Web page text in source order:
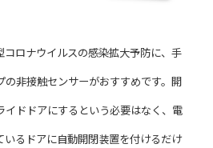
コロナウイルスの感染拡大予防に、手
の非接触センサーがおすすめです。開
イドドアにするという必要はなく、電
いるドアに自動開閉装置を付けるだけ